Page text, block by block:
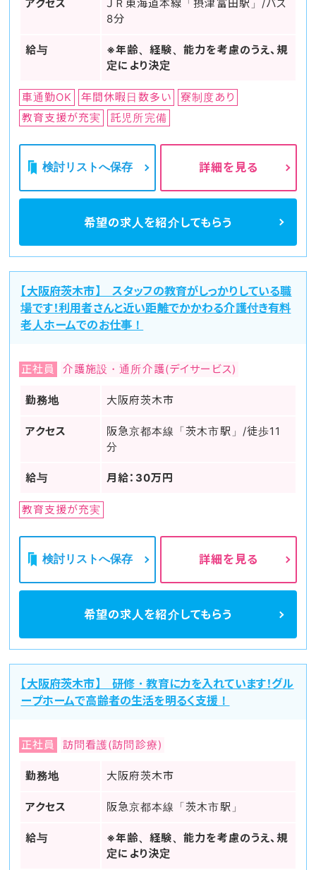
アクセス
ＪＲ東海道本線「摂津富田駅」/バス
8分
給与
※年齢、経験、能力を考慮のうえ、規
定により決定
車通勤OK 年間休暇日数多い
寮制度あり
教育支援が充実
託児所完備
検討リストへ保存 詳細を見る
希望の求人を紹介してもらう
【大阪府茨木市】 スタッフの教育がしっかりしている職
場です！利用者さんと近い距離でかかわる介護付き有料
老人ホームでのお仕事！
正社員 介護施設・通所介護(デイサービス)
勤務地 大阪府茨木市
アクセス
阪急京都本線「茨木市駅」/徒歩11
分
給与 月給：30万円
教育支援が充実
検討リストへ保存 詳細を見る
希望の求人を紹介してもらう
【大阪府茨木市】 研修・教育に力を入れています！グル
ープホームで高齢者の生活を明るく支援！
正社員 訪問看護(訪問診療)
勤務地 大阪府茨木市
アクセス 阪急京都本線「茨木市駅」
給与
※年齢、経験、能力を考慮のうえ、規
定により決定